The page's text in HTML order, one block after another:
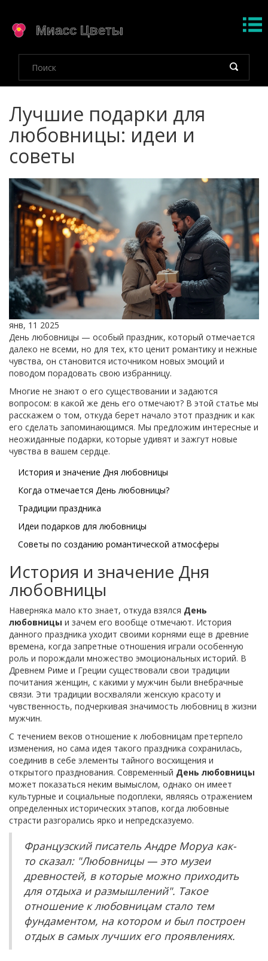
Лучшие подарки для
любовницы: идеи и
советы
янв, 11 2025
День любовницы — особый праздник, который отмечается
далеко не всеми, но для тех, кто ценит романтику и нежные
чувства, он становится источником новых эмоций и
поводом порадовать свою избранницу.
Многие не знают о его существовании и задаются
вопросом: в какой же день его отмечают? В этой статье мы
расскажем о том, откуда берет начало этот праздник и как
его сделать запоминающимся. Мы предложим интересные и
неожиданные подарки, которые удивят и зажгут новые
чувства в вашем сердце.
История и значение Дня любовницы
Когда отмечается День любовницы?
Традиции праздника
Идеи подарков для любовницы
Советы по созданию романтической атмосферы
История и значение Дня
любовницы
Наверняка мало кто знает, откуда взялся День
любовницы и зачем его вообще отмечают. История
данного праздника уходит своими корнями еще в древние
времена, когда запретные отношения играли особенную
роль и порождали множество эмоциональных историй. В
Древнем Риме и Греции существовали свои традиции
почитания женщин, с какими у мужчин были внебрачные
связи. Эти традиции восхваляли женскую красоту и
чувственность, подчеркивая значимость любовниц в жизни
мужчин.
С течением веков отношение к любовницам претерпело
изменения, но сама идея такого праздника сохранилась,
соединив в себе элементы тайного восхищения и
открытого празднования. Современный День любовницы
может показаться неким вымыслом, однако он имеет
культурные и социальные подоплеки, являясь отражением
определенных исторических этапов, когда любовные
страсти разгорались ярко и непредсказуемо.
Французский писатель Андре Моруа как-
то сказал: "Любовницы — это музеи
древностей, в которые можно приходить
для отдыха и размышлений". Такое
отношение к любовницам стало тем
фундаментом, на котором и был построен
отдых в самых лучших его проявлениях.